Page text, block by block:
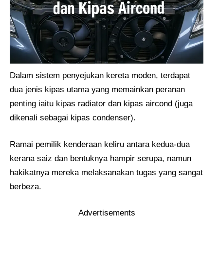
Dalam sistem penyejukan kereta moden, terdapat
dua jenis kipas utama yang memainkan peranan
penting iaitu kipas radiator dan kipas aircond (juga
dikenali sebagai kipas condenser).
Ramai pemilik kenderaan keliru antara kedua-dua
kerana saiz dan bentuknya hampir serupa, namun
hakikatnya mereka melaksanakan tugas yang sangat
berbeza.
Advertisements